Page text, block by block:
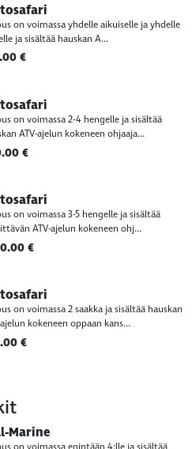
on voimassa yhdelle aikuiselle ja yhdelle
ja sisältää hauskan A...
€
on voimassa 2-4 hengelle ja sisältää
ATV-ajelun kokeneen ohjaaja...
€
on voimassa 3-5 hengelle ja sisältää
ATV-ajelun kokeneen ohj...
€
on voimassa 2 saakka ja sisältää hauskan
kokeneen oppaan kans...
€
Marine